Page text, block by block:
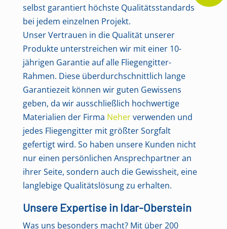
selbst garantiert höchste Qualitätsstandards
bei jedem einzelnen Projekt.
Unser Vertrauen in die Qualität unserer
Produkte unterstreichen wir mit einer 10-
jährigen Garantie auf alle Fliegengitter-
Rahmen. Diese überdurchschnittlich lange
Garantiezeit können wir guten Gewissens
geben, da wir ausschließlich hochwertige
Materialien der Firma Neherverwenden und
jedes Fliegengitter mit größter Sorgfalt
gefertigt wird. So haben unsere Kunden nicht
nur einen persönlichen Ansprechpartner an
ihrer Seite, sondern auch die Gewissheit, eine
langlebige Qualitätslösung zu erhalten.
Unsere Expertise in Idar-Oberstein
Was uns besonders macht? Mit über 200